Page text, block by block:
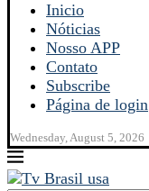
Inicio
Nóticias
Nosso APP
Contato
Subscribe
Página de login
Wednesday, August 5, 2026